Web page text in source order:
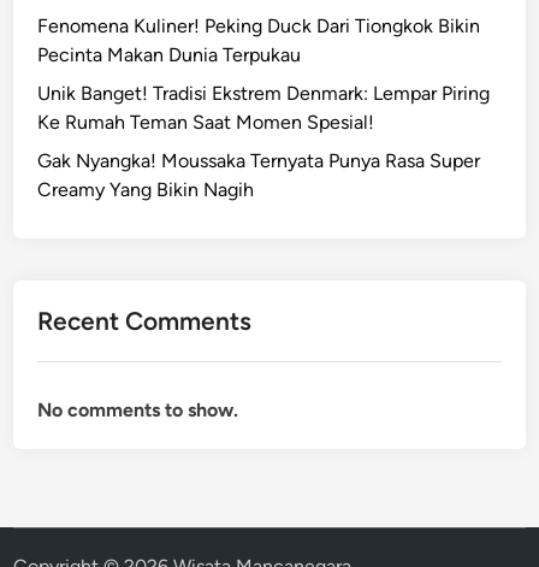
Fenomena Kuliner! Peking Duck Dari Tiongkok Bikin
Pecinta Makan Dunia Terpukau
Unik Banget! Tradisi Ekstrem Denmark: Lempar Piring
Ke Rumah Teman Saat Momen Spesial!
Gak Nyangka! Moussaka Ternyata Punya Rasa Super
Creamy Yang Bikin Nagih
Recent Comments
No comments to show.